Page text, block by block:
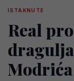
ISTAKNUTE
Real
Modrića